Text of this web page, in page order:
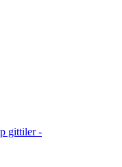
gittiler -